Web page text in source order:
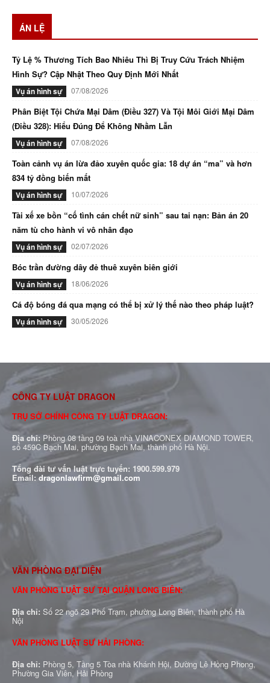
ÁN LỆ
Tỷ Lệ % Thương Tích Bao Nhiêu Thì Bị Truy Cứu Trách Nhiệm
Hình Sự? Cập Nhật Theo Quy Định Mới Nhất
Vụ án hình sự 07/08/2026
Phân Biệt Tội Chứa Mại Dâm (Điều 327) Và Tội Môi Giới Mại Dâm
(Điều 328): Hiểu Đúng Để Không Nhầm Lẫn
Vụ án hình sự 07/08/2026
Toàn cảnh vụ án lừa đảo xuyên quốc gia: 18 dự án “ma” và hơn
834 tỷ đồng biến mất
Vụ án hình sự 10/07/2026
Tài xế xe bồn “cố tình cán chết nữ sinh” sau tai nạn: Bản án 20
năm tù cho hành vi vô nhân đạo
Vụ án hình sự 02/07/2026
Bóc trần đường dây đẻ thuê xuyên biên giới
Vụ án hình sự 18/06/2026
Cá độ bóng đá qua mạng có thể bị xử lý thế nào theo pháp luật?
Vụ án hình sự 30/05/2026
CÔNG TY LUẬT DRAGON
TRỤ SỞ CHÍNH CÔNG TY LUẬT DRAGON:
Địa chỉ: Phòng 08 tầng 09 toà nhà VINACONEX DIAMOND TOWER,
số 459C Bạch Mai, phường Bạch Mai, thành phố Hà Nội.
Tổng đài tư vấn luật trực tuyến: 1900.599.979
Email:dragonlawfirm@gmail.com
VĂN PHÒNG ĐẠI DIỆN
VĂN PHÒNG LUẬT SƯ TẠI QUẬN LONG BIÊN:
Địa chỉ: Số 22 ngõ 29 Phố Trạm, phường Long Biên, thành phố Hà
Nội
VĂN PHÒNG LUẬT SƯ HẢI PHÒNG:
Địa chỉ: Phòng 5, Tầng 5 Tòa nhà Khánh Hội, Đường Lê Hồng Phong,
Phường Gia Viên, Hải Phòng